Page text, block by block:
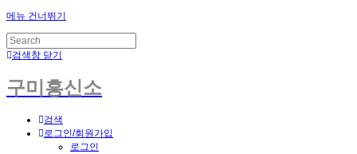
메뉴 건너뛰기
검색창 닫기
구미흥신소
검색
로그인/회원가입
로그인